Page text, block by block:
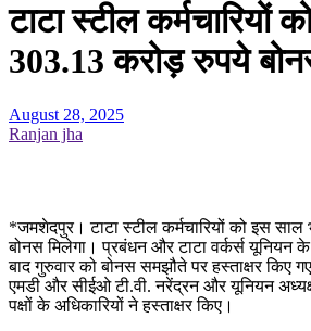
टाटा स्टील कर्मचारियों
303.13 करोड़ रुपये
August 28, 2025
Ranjan jha
*जमशेदपुर। टाटा स्टील कर्मचारियों को इस साल
बोनस मिलेगा। प्रबंधन और टाटा वर्कर्स
बाद गुरुवार को बोनस समझौते पर हस्ताक्षर किए
एमडी और सीईओ टी.वी. नरेंद्रन और यूनियन
पक्षों के अधिकारियों ने हस्ताक्षर किए।